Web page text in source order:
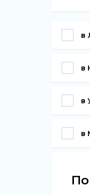
в
в
в
в